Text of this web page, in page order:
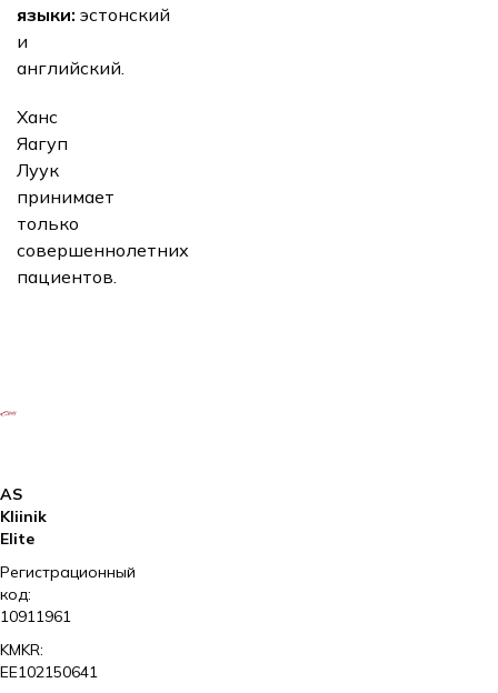
языки: эстонский
и
английский.
Ханс
Яагуп
Луук
принимает
только
совершеннолетних
пациентов.
AS
Kliinik
Elite
Регистрационный
код:
10911961
KMKR:
EE102150641